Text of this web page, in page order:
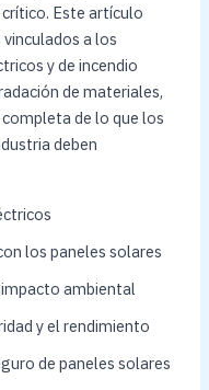
Este artículo
a los
y de incendio
de materiales,
de lo que los
deben
los paneles solares
ambiental
y el rendimiento
de paneles solares